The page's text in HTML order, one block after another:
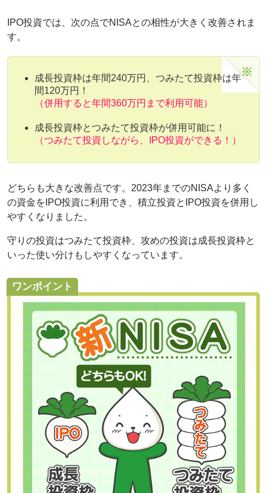
IPO投資では、次の点でNISAとの相性が大きく改善されま
す。
成長投資枠は年間240万円、つみたて投資枠は年
間120万円！
（併用すると年間360万円まで利用可能）
成長投資枠とつみたて投資枠が併用可能に！
（つみたて投資しながら、IPO投資ができる！）
どちらも大きな改善点です。2023年までのNISAより多く
の資金をIPO投資に利用でき、積立投資とIPO投資を併用し
やすくなりました。
守りの投資はつみたて投資枠、攻めの投資は成長投資枠と
いった使い分けもしやすくなっています。
ワンポイント